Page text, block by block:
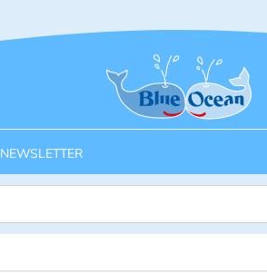
Startseite
NEWSLETTER